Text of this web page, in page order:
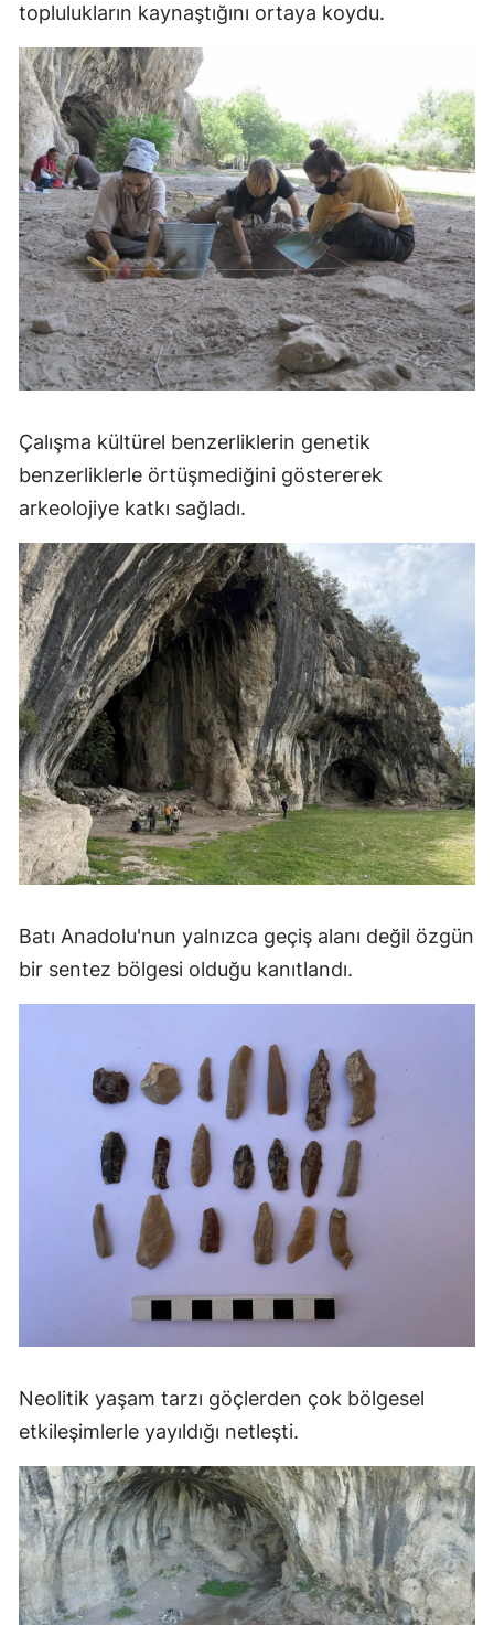
toplulukların kaynaştığını ortaya koydu.
Çalışma kültürel benzerliklerin genetik
benzerliklerle örtüşmediğini göstererek
arkeolojiye katkı sağladı.
Batı Anadolu'nun yalnızca geçiş alanı değil özgün
bir sentez bölgesi olduğu kanıtlandı.
Neolitik yaşam tarzı göçlerden çok bölgesel
etkileşimlerle yayıldığı netleşti.